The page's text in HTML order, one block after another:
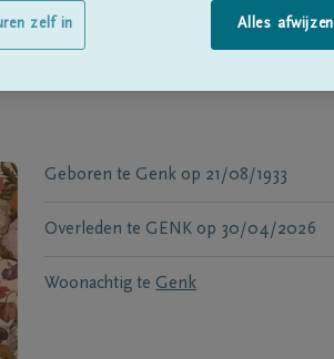
Geboren te Genk op 21/08/1933
Overleden te GENK op 30/04/2026
Woonachtig te Genk
Alles afwijzen
zelf in